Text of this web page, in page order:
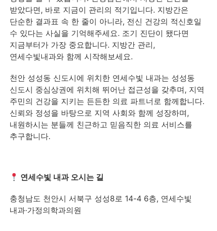
받았다면, 바로 지금이 관리의 적기입니다. 지방간은
단순한 결과표 속 한 줄이 아니라, 전신 건강의 적신호일
수 있다는 사실을 기억해주세요. 조기 진단이 됐다면
지금부터가 가장 중요합니다. 지방간 관리,
연세수빛내과와 함께 시작해보세요.
천안 성성동 신도시에 위치한 연세수빛 내과는 성성동
신도시 중심상권에 위치해 뛰어난 접근성을 갖추며, 지역
주민의 건강을 지키는 든든한 의료 파트너로 함께합니다.
신뢰와 정성을 바탕으로 지역 사회와 함께 성장하며,
내원하시는 분들께 친근하고 믿음직한 의료 서비스를
추구합니다.
연세수빛 내과 오시는 길
충청남도 천안시 서북구 성성8로 14-4 6층, 연세수빛
내과·가정의학과의원